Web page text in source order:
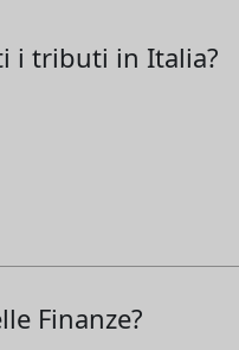
i tributi in Italia?
Finanze?